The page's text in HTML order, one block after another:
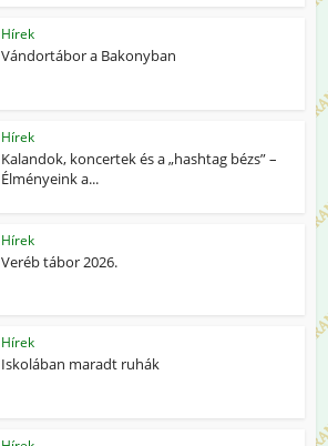
Hírek
Vándortábor a Bakonyban
Hírek
Kalandok, koncertek és a „hashtag bézs” –
Élményeink a...
Hírek
Veréb tábor 2026.
Hírek
Iskolában maradt ruhák